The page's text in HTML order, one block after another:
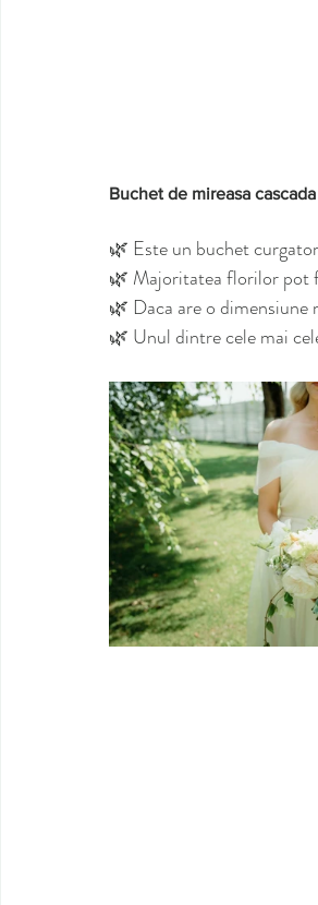
Buchet de mireasa cascada
🌿 Este un buchet
🌿 Majoritatea florilor pot
🌿 Daca are o
🌿 Unul dintre cele mai